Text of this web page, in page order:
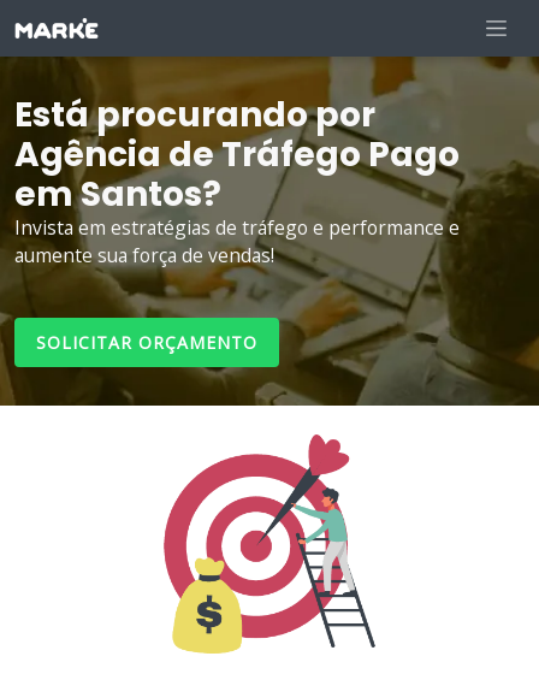
Está procurando por
Agência de Tráfego Pago
em Santos?
Invista em estratégias de tráfego e performance e
aumente sua força de vendas!
SOLICITAR ORÇAMENTO